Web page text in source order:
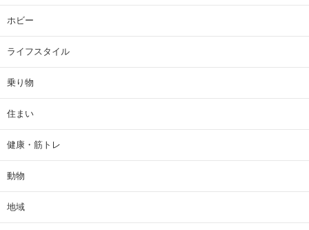
ホビー
ライフスタイル
乗り物
住まい
健康・筋トレ
動物
地域